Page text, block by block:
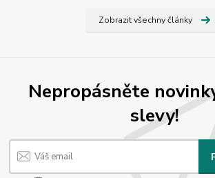
Zobrazit všechny články
Nepropásněte
slevy!